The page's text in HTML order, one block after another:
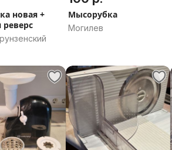
новая +
Мысорубка
Могилев